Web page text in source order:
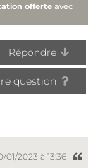
offerte avec
Répondre
question
01/2023 à 13:36